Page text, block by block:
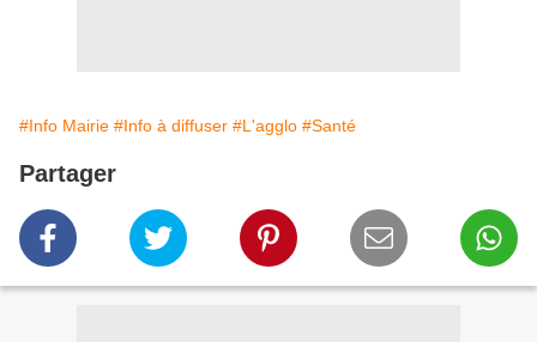
#Info Mairie #Info à diffuser #L'agglo #Santé
Partager